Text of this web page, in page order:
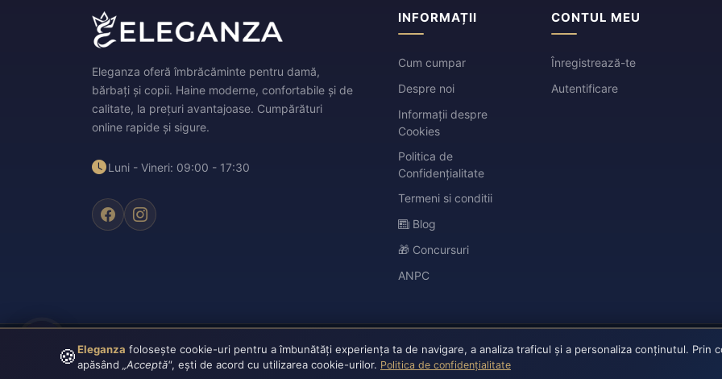
Eleganza oferă îmbrăcăminte pentru damă,
bărbați și copii. Haine moderne, confortabile și de
calitate, la prețuri avantajoase. Cumpărături
online rapide și sigure.
Luni - Vineri: 09:00 - 17:30
INFORMAȚII
Cum cumpar
Despre noi
Informații despre
Cookies
Politica de
Confidențialitate
Termeni si conditii
Blog
🎁 Concursuri
ANPC
CONTUL MEU
Înregistrează-te
Autentificare
Plata securizată: VISA CASH
🍪Eleganza folosește cookie-uri pentru a îmbunătăți experiența ta de navigare, a analiza traficul și a personaliza conținutul. Prin
apăsând „Acceptă", ești de acord cu utilizarea cookie-urilor. Politica de confidențialitate